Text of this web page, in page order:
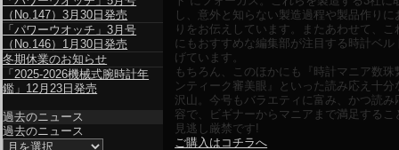
し、意外と知らない製造過程や製品作りに
りをお伝えしています。またあわせて、こ
にもおすすめな編集部が注目する時計ベル
げています。
もちろん、このほかにも『時計マニア数珠
ンティーク審美眼』といった読み応え十分
沢山。今号もバラエティに富み、かつ読み
容で、ビギナーからマニアまで満足するこ
見逃し厳禁です!
ご購入はコチラへ
（No.147）3月30日発売
「パワーウオッチ」3月号
（No.146）1月30日発売
冬期休業のお知らせ
「2025-2026機械式腕時計年
鑑」12月23日発売
過去のニュース
過去のニュース